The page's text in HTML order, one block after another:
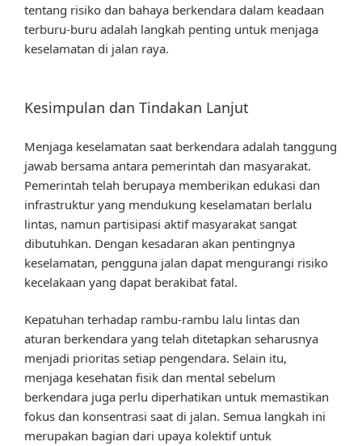
tentang risiko dan bahaya berkendara dalam keadaan
terburu-buru adalah langkah penting untuk menjaga
keselamatan di jalan raya.
Kesimpulan dan Tindakan Lanjut
Menjaga keselamatan saat berkendara adalah tanggung
jawab bersama antara pemerintah dan masyarakat.
Pemerintah telah berupaya memberikan edukasi dan
infrastruktur yang mendukung keselamatan berlalu
lintas, namun partisipasi aktif masyarakat sangat
dibutuhkan. Dengan kesadaran akan pentingnya
keselamatan, pengguna jalan dapat mengurangi risiko
kecelakaan yang dapat berakibat fatal.
Kepatuhan terhadap rambu-rambu lalu lintas dan
aturan berkendara yang telah ditetapkan seharusnya
menjadi prioritas setiap pengendara. Selain itu,
menjaga kesehatan fisik dan mental sebelum
berkendara juga perlu diperhatikan untuk memastikan
fokus dan konsentrasi saat di jalan. Semua langkah ini
merupakan bagian dari upaya kolektif untuk